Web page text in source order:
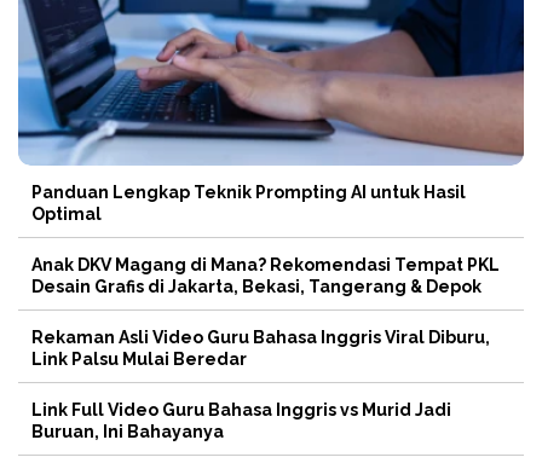
Panduan Lengkap Teknik Prompting AI untuk Hasil
Optimal
Anak DKV Magang di Mana? Rekomendasi Tempat PKL
Desain Grafis di Jakarta, Bekasi, Tangerang & Depok
Rekaman Asli Video Guru Bahasa Inggris Viral Diburu,
Link Palsu Mulai Beredar
Link Full Video Guru Bahasa Inggris vs Murid Jadi
Buruan, Ini Bahayanya